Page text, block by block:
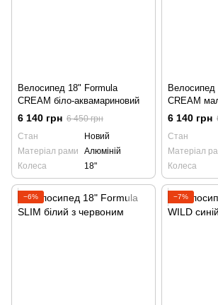
Велосипед 18" Formula
CREAM біло-аквамариновий
6 140 грн 6 450 грн
Стан
Новий
Матеріал рами
Алюміній
Колеса
18"
Велосипед
CREAM
6 140 грн
Стан
Матеріал
Колеса
−6% −7%